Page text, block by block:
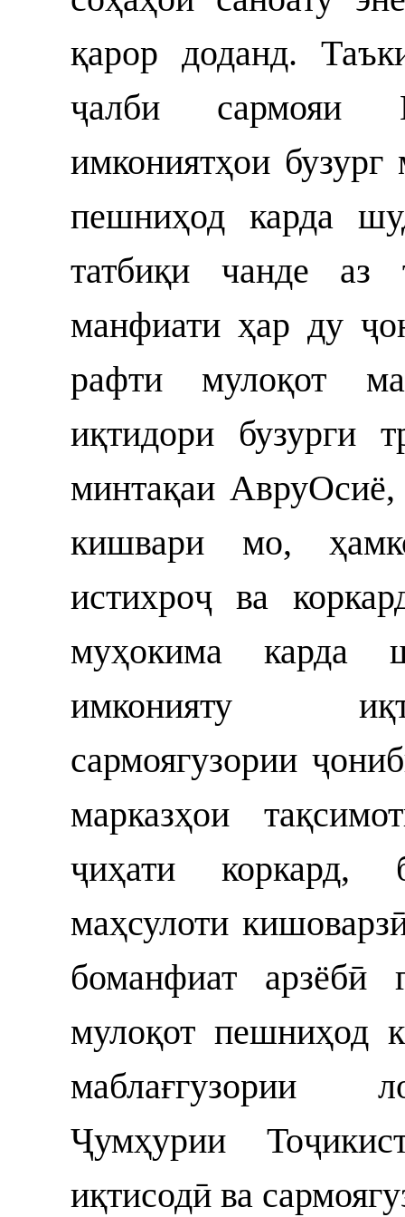
қарор доданд.
ҷалби сармояи
имкониятҳои
пешниҳод карда
татбиқи чанде аз
манфиати ҳар ду
рафти мулоқот
иқтидори бузурги
минтақаи АвруОсиё,
кишвари мо,
истихроҷ ва
муҳокима карда
имконияту
сармоягузории
марказҳои
ҷиҳати коркард,
маҳсулоти
боманфиат арзёбӣ
мулоқот пешниҳод
маблағгузории
Ҷумҳурии
иқтисодӣ ва